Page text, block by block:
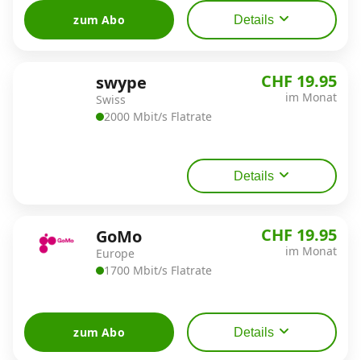
zum Abo Details
swype
Swiss
2000 Mbit/s Flatrate
CHF 19.95
im Monat
Details
GoMo
Europe
1700 Mbit/s Flatrate
CHF 19.95
im Monat
zum Abo Details